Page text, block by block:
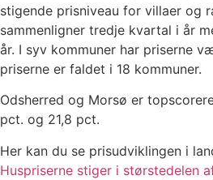
stigende prisniveau for villaer og
sammenligner tredje kvartal i år
år. I syv kommuner har priserne
priserne er faldet i 18 kommuner.
Odsherred og Morsø er
pct. og 21,8 pct.
Her kan du se prisudviklingen i
Huspriserne stiger i størstedelen